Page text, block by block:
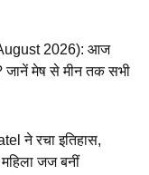
2026): आज
जानें मेष से मीन तक सभी
ने रचा इतिहास,
महिला जज बनीं